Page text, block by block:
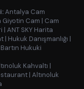
Antalya Cam
Cam | Cam
| ANT SKY Harita
| Hukuk Danışmanlığı |
Bartın Hukuki
Kahvaltı |
| Altınoluk